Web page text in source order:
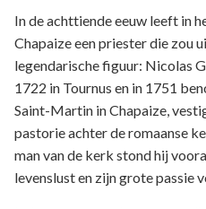
In de achttiende eeuw leeft in
Chapaize een priester die zou
legendarische figuur: Nicolas
1722 in Tournus en in 1751
Saint-Martin in Chapaize,
pastorie achter de romaanse
man van de kerk stond hij
levenslust en zijn grote passie